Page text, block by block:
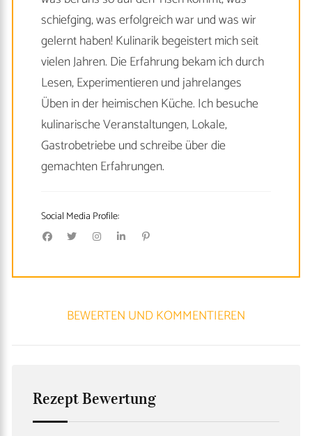
schiefging, was erfolgreich war und was wir
gelernt haben! Kulinarik begeistert mich seit
vielen Jahren. Die Erfahrung bekam ich durch
Lesen, Experimentieren und jahrelanges
Üben in der heimischen Küche. Ich besuche
kulinarische Veranstaltungen, Lokale,
Gastrobetriebe und schreibe über die
gemachten Erfahrungen.
Social Media Profile:
BEWERTEN UND KOMMENTIEREN
Rezept Bewertung